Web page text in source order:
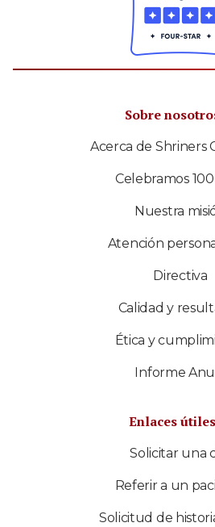
Sobre
Acerca de Shriners
Celebramos
Nuestra
Atención
Directiva
Calidad y
Ética y
Informe
Enlaces útiles
Solicitar una
Referir a un
Solicitud de